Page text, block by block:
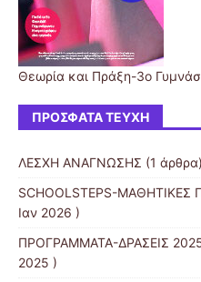
Θεωρία και Πράξη-3o
ΠΡΌΣΦΑΤΑ ΤΕΎΧΗ
ΛΕΣΧΗ ΑΝΑΓΝΩΣΗΣ (1
SCHOOLSTEPS-ΜΑΘΗΤΙΚΕΣ
Ιαν 2026 )
ΠΡΟΓΡΑΜΜΑΤΑ-ΔΡΑΣΕΙΣ
2025 )